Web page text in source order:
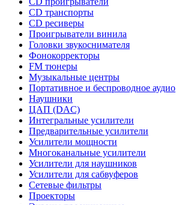
CD транспорты
CD ресиверы
Проигрыватели винила
Головки звукоснимателя
Фонокорректоры
FM тюнеры
Музыкальные центры
Портативное и беспроводное аудио
Наушники
ЦАП (DAC)
Интегральные усилители
Предварительные усилители
Усилители мощности
Многоканальные усилители
Усилители для наушников
Усилители для сабвуферов
Сетевые фильтры
Проекторы